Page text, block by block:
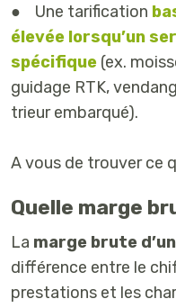
● Une tarification
élevée lorsqu’un
spécifique (ex.
guidage RTK,
trieur embarqué).
A vous de trouver ce
Quelle marge
La marge brute
différence entre le
prestations et les